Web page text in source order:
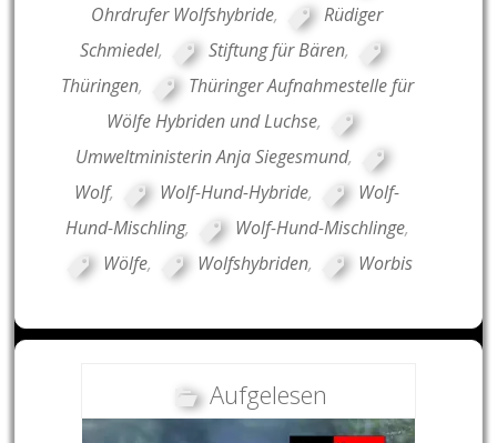
Ohrdrufer Wolfshybride,
Rüdiger
Schmiedel, Stiftung für Bären,
Thüringen,
Thüringer Aufnahmestelle für
Wölfe Hybriden und Luchse,
Umweltministerin Anja Siegesmund,
Wolf, Wolf-Hund-Hybride,
Wolf-
Hund-Mischling, Wolf-Hund-Mischlinge,
Wölfe, Wolfshybriden, Worbis
Aufgelesen